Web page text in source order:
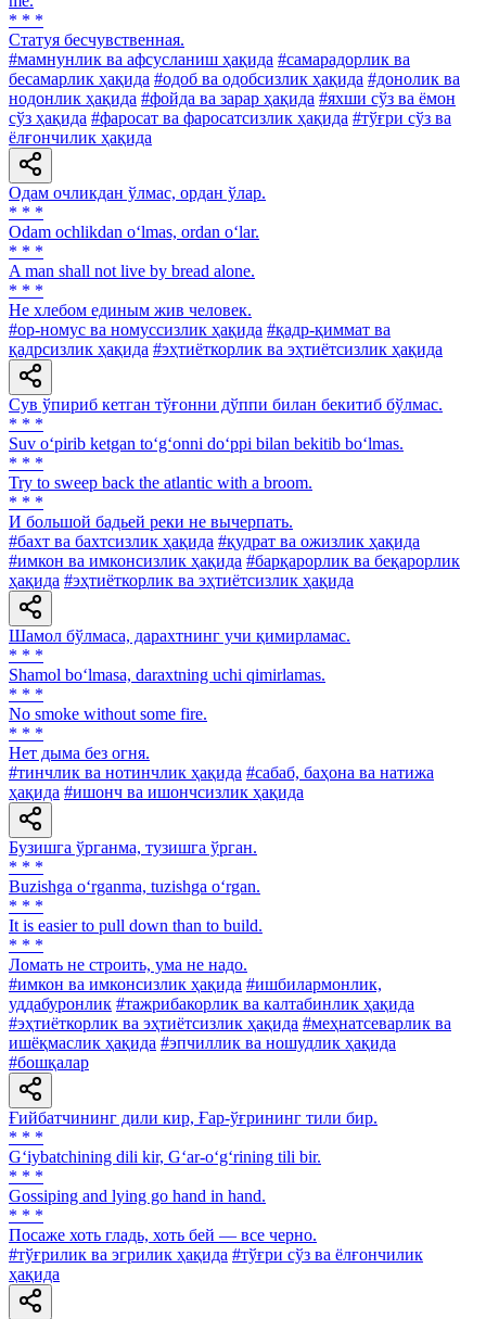
* * *
Статуя бесчувственная.
#мамнунлик ва афсусланиш ҳақида #самарадорлик ва
бесамарлик ҳақида #одоб ва одобсизлик ҳақида #донолик ва
нодонлик ҳақида #фойда ва зарар ҳақида #яхши сўз ва ёмон
сўз ҳақида #фаросат ва фаросатсизлик ҳақида #тўғри сўз ва
ёлғончилик ҳақида
Одам очликдан ўлмас, ордан ўлар.
* * *
Odam ochlikdan o‘lmas, ordan o‘lar.
* * *
A man shall not live by bread alone.
* * *
He хлебом единым жив человек.
#ор-номус ва номуссизлик ҳақида #қадр-қиммат ва
қадрсизлик ҳақида #эҳтиёткорлик ва эҳтиётсизлик ҳақида
Сув ўпириб кетган тўғонни дўппи билан бекитиб бўлмас.
* * *
Suv o‘pirib ketgan to‘g‘onni do‘ppi bilan bekitib bo‘lmas.
* * *
Try to sweep back the atlantic with a broom.
* * *
И большой бадьей реки не вычерпать.
#бахт ва бахтсизлик ҳақида #қудрат ва ожизлик ҳақида
#имкон ва имконсизлик ҳақида #барқарорлик ва беқарорлик
ҳақида #эҳтиёткорлик ва эҳтиётсизлик ҳақида
Шамол бўлмаса, дарахтнинг учи қимирламас.
* * *
Shamol bo‘lmasa, daraxtning uchi qimirlamas.
* * *
No smoke without some fire.
* * *
Нет дыма без огня.
#тинчлик ва нотинчлик ҳақида #сабаб, баҳона ва натижа
ҳақида #ишонч ва ишончсизлик ҳақида
Бузишга ўрганма, тузишга ўрган.
* * *
Buzishga o‘rganma, tuzishga o‘rgan.
* * *
It is easier to pull down than to build.
* * *
Ломать не строить, ума не надо.
#имкон ва имконсизлик ҳақида #ишбилармонлик,
уддабуронлик #тажрибакорлик ва калтабинлик ҳақида
#эҳтиёткорлик ва эҳтиётсизлик ҳақида #меҳнатсеварлик ва
ишёқмаслик ҳақида #эпчиллик ва ношудлик ҳақида
#бошқалар
Ғийбатчининг дили кир, Ғар-ўғрининг тили бир.
* * *
G‘iybatchining dili kir, G‘ar-o‘g‘rining tili bir.
* * *
Gossiping and lying go hand in hand.
* * *
Посаже хоть гладь, хоть бей — все черно.
#тўғрилик ва эгрилик ҳақида #тўғри сўз ва ёлғончилик
ҳақида